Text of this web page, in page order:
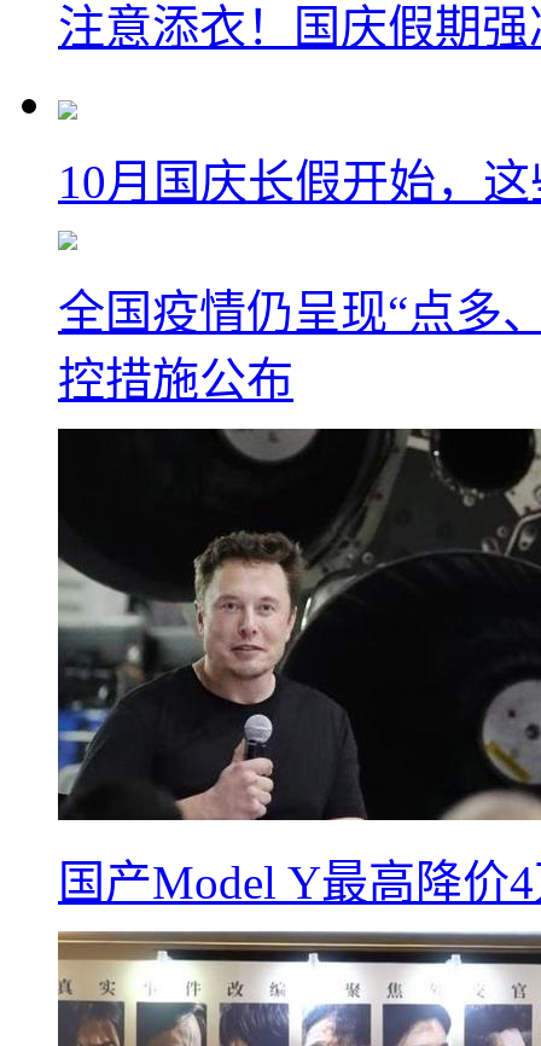
注意添衣！国庆假期
10月国庆长假开始，
全国疫情仍呈现“点多
控措施公布
国产Model Y最高降价